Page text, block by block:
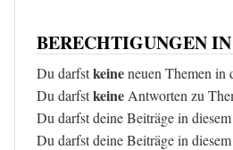
BERECHTIGUNGEN
Du darfstkeineneuen Themen in
Du darfstkeine Antworten zu
Du darfst deine Beiträge in
Du darfst deine Beiträge in